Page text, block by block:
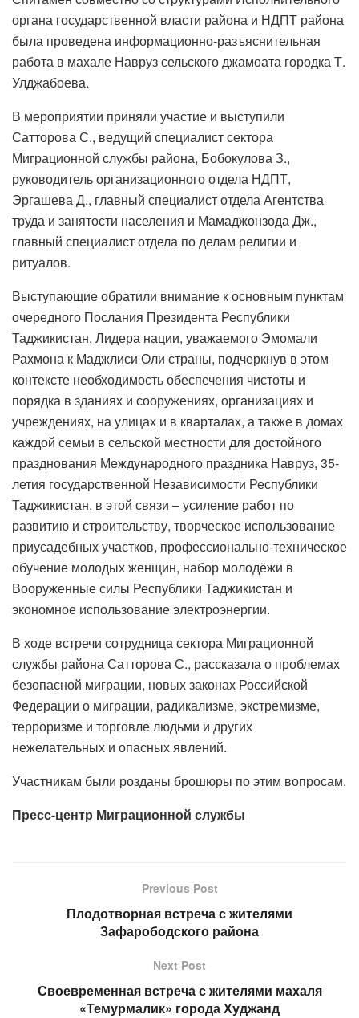
органа государственной власти района и НДПТ района
была проведена информационно-разъяснительная
работа в махале Навруз сельского джамоата городка Т.
Улджабоева.
В мероприятии приняли участие и выступили
Сатторова С., ведущий специалист сектора
Миграционной службы района, Бобокулова З.,
руководитель организационного отдела НДПТ,
Эргашева Д., главный специалист отдела Агентства
труда и занятости населения и Мамаджонзода Дж.,
главный специалист отдела по делам религии и
ритуалов.
Выступающие обратили внимание к основным пунктам
очередного Послания Президента Республики
Таджикистан, Лидера нации, уважаемого Эмомали
Рахмона к Маджлиси Оли страны, подчеркнув в этом
контексте необходимость обеспечения чистоты и
порядка в зданиях и сооружениях, организациях и
учреждениях, на улицах и в кварталах, а также в домах
каждой семьи в сельской местности для достойного
празднования Международного праздника Навруз, 35-
летия государственной Независимости Республики
Таджикистан, в этой связи – усиление работ по
развитию и строительству, творческое использование
приусадебных участков, профессионально-техническое
обучение молодых женщин, набор молодёжи в
Вооруженные силы Республики Таджикистан и
экономное использование электроэнергии.
В ходе встречи сотрудница сектора Миграционной
службы района Сатторова С., рассказала о проблемах
безопасной миграции, новых законах Российской
Федерации о миграции, радикализме, экстремизме,
терроризме и торговле людьми и других
нежелательных и опасных явлений.
Участникам были розданы брошюры по этим вопросам.
Пресс-центр Миграционной службы
Previous Post
Плодотворная встреча с жителями
Зафарободского района
Next Post
Своевременная встреча с жителями махаля
«Темурмалик» города Худжанд